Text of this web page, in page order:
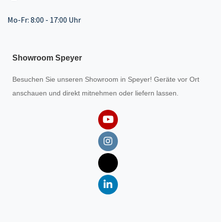
Mo-Fr: 8:00 - 17:00 Uhr
Showroom Speyer
Besuchen Sie unseren Showroom in Speyer! Geräte vor Ort
anschauen und direkt mitnehmen oder liefern lassen.